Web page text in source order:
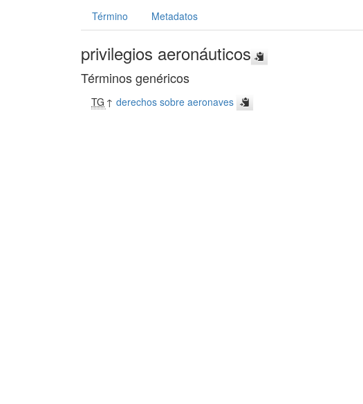
Término Metadatos
privilegios aeronáuticos
Términos genéricos
TG ↑derechos sobre aeronaves